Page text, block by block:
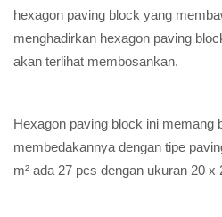
hexagon paving block yang
menghadirkan hexagon paving
akan terlihat membosankan.
Hexagon paving block ini memang
membedakannya dengan tipe
m² ada 27 pcs dengan ukuran 20 x